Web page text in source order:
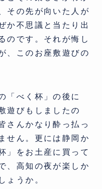
その先が向いた人が
か不思議と当たり出
のです。それが悔し
、このお座敷遊びの
「べく杯」の後に
遊びもしましたの
さんかなり酔っ払っ
せん。更には静岡か
」をお土産に買って
、高知の夜が楽しか
ょうか。